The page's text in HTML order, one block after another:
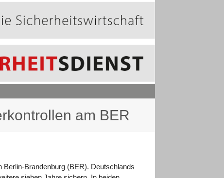
am BER
Brandenburg (BER). Deutschlands